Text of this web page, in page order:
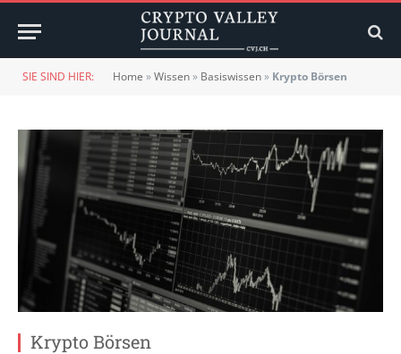
SIE SIND HIER: Home »Wissen» Basiswissen» Krypto Börsen
Krypto Börsen